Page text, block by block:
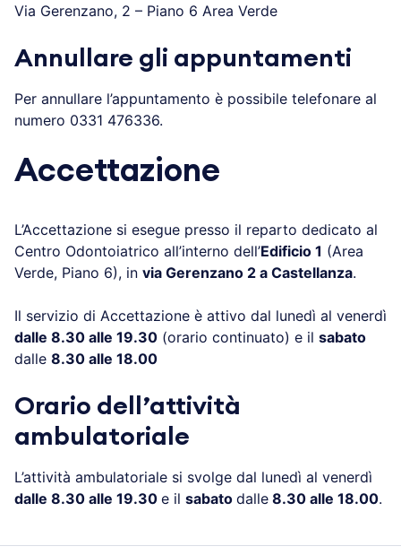
Via Gerenzano, 2 – Piano 6 Area Verde
Annullare gli appuntamenti
Per annullare l’appuntamento è possibile telefonare al
numero 0331 476336.
Accettazione
L’Accettazione si esegue presso il reparto dedicato al
Centro Odontoiatrico all’interno dell’Edificio 1 (Area
Verde, Piano 6), in via Gerenzano 2 a Castellanza.
Il servizio di Accettazione è attivo dal lunedì al venerdì
dalle 8.30 alle 19.30 (orario continuato) e il sabato
dalle 8.30 alle 18.00
Orario dell’attività
ambulatoriale
L’attività ambulatoriale si svolge dal lunedì al venerdì
dalle 8.30 alle 19.30 e il sabato dalle 8.30 alle 18.00.